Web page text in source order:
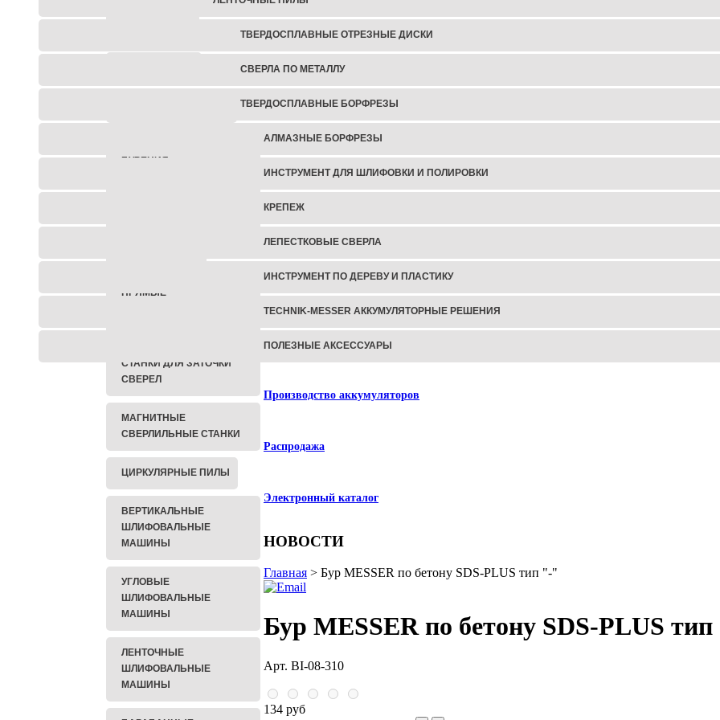
БУРЕНИЯ
ПРЯМЫЕ
СТАНКИ ДЛЯ ЗАТОЧКИ
СВЕРЕЛ
МАГНИТНЫЕ
СВЕРЛИЛЬНЫЕ СТАНКИ
ЦИРКУЛЯРНЫЕ ПИЛЫ
ВЕРТИКАЛЬНЫЕ
ШЛИФОВАЛЬНЫЕ
МАШИНЫ
УГЛОВЫЕ
ШЛИФОВАЛЬНЫЕ
МАШИНЫ
ЛЕНТОЧНЫЕ
ШЛИФОВАЛЬНЫЕ
МАШИНЫ
ТВЕРДОСПЛАВНЫЕ ОТРЕЗНЫЕ ДИСКИ
СВЕРЛА ПО МЕТАЛЛУ
ТВЕРДОСПЛАВНЫЕ БОРФРЕЗЫ
АЛМАЗНЫЕ БОРФРЕЗЫ
ИНСТРУМЕНТ ДЛЯ ШЛИФОВКИ И ПОЛИРОВКИ
КРЕПЕЖ
ЛЕПЕСТКОВЫЕ СВЕРЛА
ИНСТРУМЕНТ ПО ДЕРЕВУ И ПЛАСТИКУ
TECHNIK-MESSER АККУМУЛЯТОРНЫЕ РЕШЕНИЯ
ПОЛЕЗНЫЕ АКСЕССУАРЫ
Производство аккумуляторов
Распродажа
Электронный каталог
НОВОСТИ
Главная > Бур MESSER по бетону SDS-PLUS тип "-"
Бур MESSER по бетону SDS-PLUS
Арт. BI-08-310
134 руб